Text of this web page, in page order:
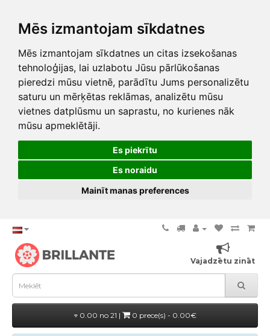
Mēs izmantojam sīkdatnes
Mēs izmantojam sīkdatnes un citas izsekošanas
tehnoloģijas, lai uzlabotu Jūsu pārlūkošanas
pieredzi mūsu vietnē, parādītu Jums personalizētu
saturu un mērķētas reklāmas, analizētu mūsu
vietnes datplūsmu un saprastu, no kurienes nāk
mūsu apmeklētāji.
Es piekrītu
Es noraidu
Mainīt manas preferences
Vajadzētu zināt
0.00 no 21 | 0 prece(s) - 0.00€